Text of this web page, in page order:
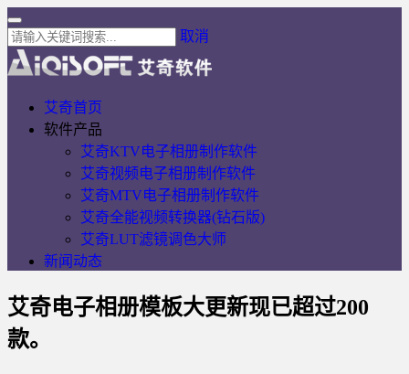
取消
艾奇首页
软件产品
艾奇KTV电子相册制作软件
艾奇视频电子相册制作软件
艾奇MTV电子相册制作软件
艾奇全能视频转换器(钻石版)
艾奇LUT滤镜调色大师
新闻动态
艾奇电子相册模板大更新现已超过200
款。